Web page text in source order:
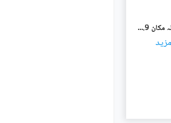
رائل آرچرڈ ملتان پبلک سکول روڈ,ملتان میں 3 کمروں کا 5 مرلہ مکان 1.9 کروڑ میں برائے فروخت۔
مزید